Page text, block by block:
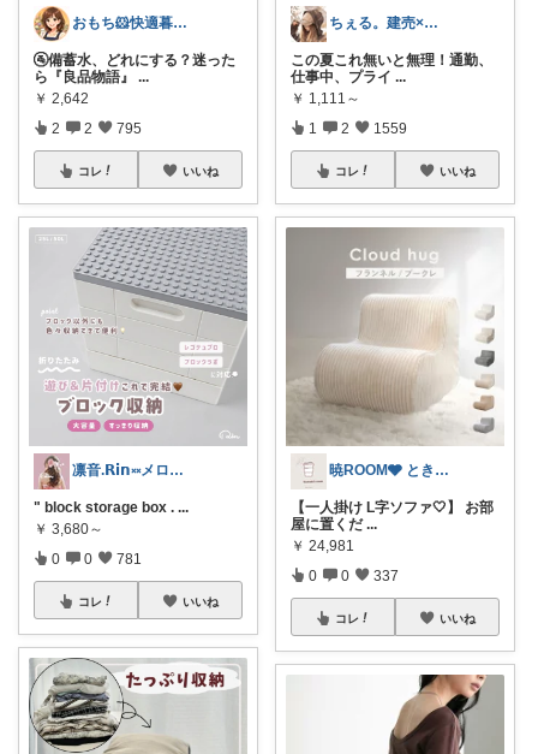
おもち🐹快適暮らし🌸オリ写🪴
🚰備蓄水、どれにする？迷った
ら『良品物語』
...
￥ 2,642
2 2 795
コレ いいね
凛音.𝗥𝗶𝗻༝༝メロウな暮らし🧸
" block storage box . ...
￥ 3,680～
0 0 781
コレ いいね
ちぇる。建売×暖色お家づくり
この夏これ無いと無理！通勤、
仕事中、プライ ...
￥ 1,111～
1 2 1559
コレ いいね
暁ROOM🩶 ときめく暮らしのセレクト
【一人掛け L字ソファ🤍】 お部
屋に置くだ ...
￥ 24,981
0 0 337
コレ いいね